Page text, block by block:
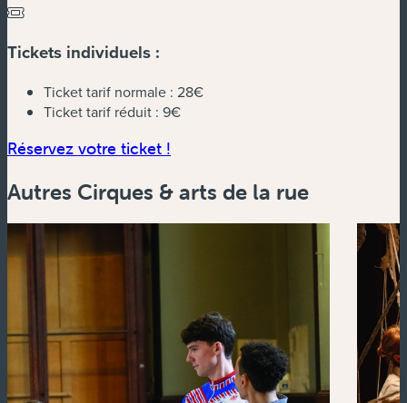
Tickets individuels :
Ticket tarif normale : 28€
Ticket tarif réduit : 9€
Réservez votre ticket !
Autres Cirques & arts de la rue